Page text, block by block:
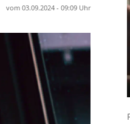
vom 03.09.2024 - 09:09 Uhr